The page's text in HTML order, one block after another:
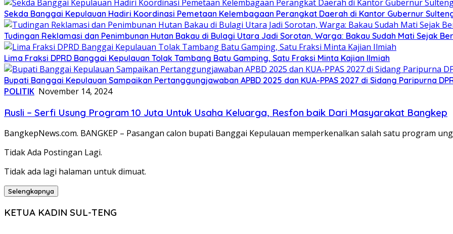
Sekda Banggai Kepulauan Hadiri Koordinasi Pemetaan Kelembagaan Perangkat Daerah di Kantor Gubernur
Tudingan Reklamasi dan Penimbunan Hutan Bakau di Bulagi Utara Jadi Sorotan, Warga: Bakau Sudah Mati Sejak
Lima Fraksi DPRD Banggai Kepulauan Tolak Tambang Batu Gamping, Satu Fraksi Minta Kajian Ilmiah
Bupati Banggai Kepulauan Sampaikan Pertanggungjawaban APBD 2025 dan KUA-PPAS 2027 di Sidang Paripurna
POLITIK November 14, 2024
Rusli – Serfi Usung Program 10 Juta Untuk Usaha Keluarga, Resfon baik Dari Masyarakat Bangkep
BangkepNews.com. BANGKEP – Pasangan calon bupati Banggai Kepulauan memperkenalkan salah satu program
Tidak Ada Postingan Lagi.
Tidak ada lagi halaman untuk dimuat.
Selengkapnya
KETUA KADIN SUL-TENG